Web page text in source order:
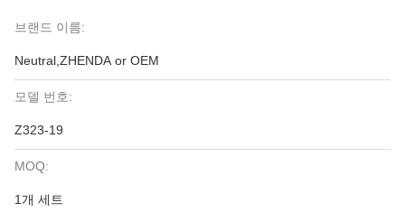
브랜드 이름:
Neutral,ZHENDA or OEM
모델 번호:
Z323-19
MOQ:
1개 세트